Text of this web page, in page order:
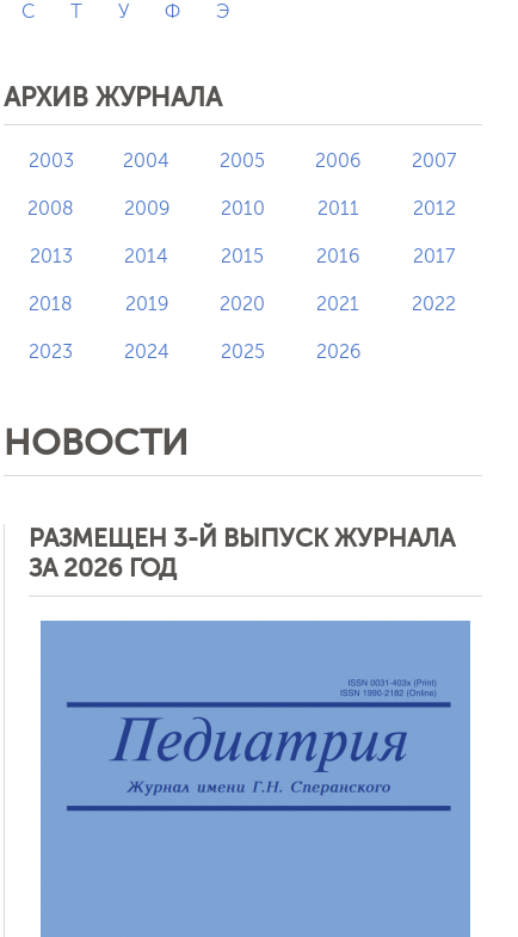
С Т У Ф Э
АРХИВ ЖУРНАЛА
2003 2004 2005 2006 2007
2008 2009 2010 2011 2012
2013 2014 2015 2016 2017
2018 2019 2020 2021 2022
2023 2024 2025 2026
НОВОСТИ
РАЗМЕЩЕН 3-Й ВЫПУСК ЖУРНАЛА
ЗА 2026 ГОД